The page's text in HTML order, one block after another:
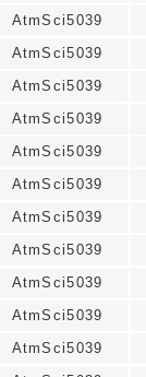
AtmSci5039
AtmSci5039
AtmSci5039
AtmSci5039
AtmSci5039
AtmSci5039
AtmSci5039
AtmSci5039
AtmSci5039
AtmSci5039
AtmSci5039